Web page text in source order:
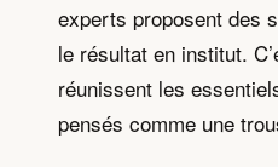
experts proposent des
le résultat en institut.
réunissent les
pensés comme une